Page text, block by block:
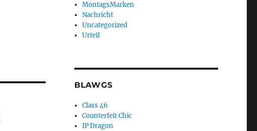
MontagsMarken
Nachricht
Uncategorized
Urteil
BLAWGS
Class 46
Counterfeit Chic
IP Dragon